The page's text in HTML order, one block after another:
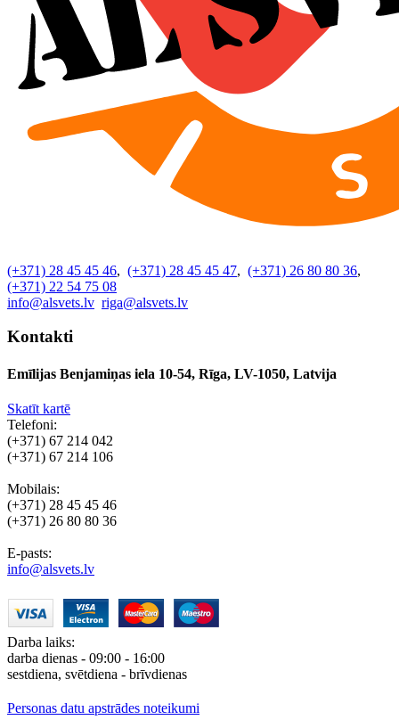
(+371) 28 45 45 46, (+371) 28 45 45 47, (+371) 26 80 80 36,
(+371) 22 54 75 08
info@alsvets.lv riga@alsvets.lv
Kontakti
Emīlijas Benjamiņas iela 10-54, Rīga, LV-1050, Latvija
Skatīt kartē
Telefoni:
(+371) 67 214 042
(+371) 67 214 106
Mobilais:
(+371) 28 45 45 46
(+371) 26 80 80 36
E-pasts:
info@alsvets.lv
Darba laiks:
darba dienas - 09:00 - 16:00
sestdiena, svētdiena - brīvdienas
Personas datu apstrādes noteikumi